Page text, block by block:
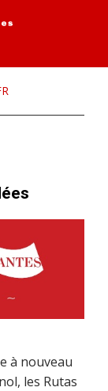
à nouveau
les Rutas